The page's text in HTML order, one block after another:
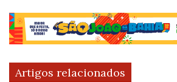
Artigos relacionados